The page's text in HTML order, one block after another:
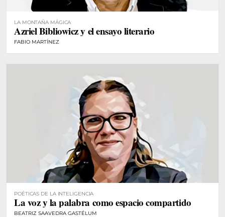
LA MONTAÑA MÁGICA
Azriel Bibliowicz y el ensayo literario
FABIO MARTÍNEZ
POÉTICAS DE LA INTELIGENCIA
La voz y la palabra como espacio compartido
BEATRIZ SAAVEDRA GASTÉLUM